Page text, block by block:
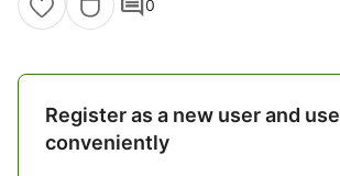
0
Register as a new user and
conveniently